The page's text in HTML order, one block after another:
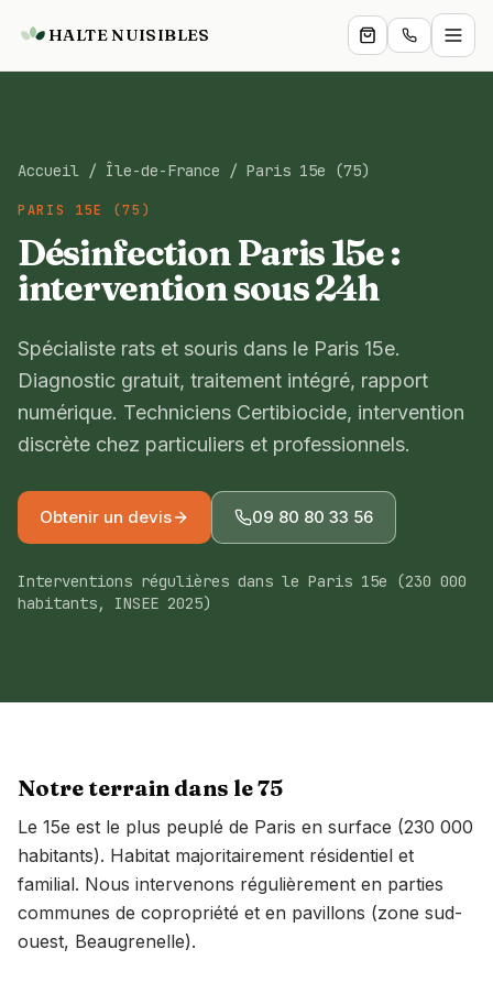
HALTE NUISIBLES
Professionnels
Services
Boutique
Zones
Blog
Expertise
À propos
Devis gratuit
Accueil / Île-de-France / Paris 15e (75)
PARIS 15E (75)
Désinfection Paris 15e :
intervention sous 24h
Spécialiste rats et souris dans le Paris 15e.
Diagnostic gratuit, traitement intégré, rapport
numérique. Techniciens Certibiocide, intervention
discrète chez particuliers et professionnels.
Obtenir un devis 09 80 80 33 56
Interventions régulières dans le Paris 15e (230 000
habitants, INSEE 2025)
Notre terrain dans le75
Le 15e est le plus peuplé de Paris en surface (230 000
habitants). Habitat majoritairement résidentiel et
familial. Nous intervenons régulièrement en parties
communes de copropriété et en pavillons (zone sud-
ouest, Beaugrenelle).